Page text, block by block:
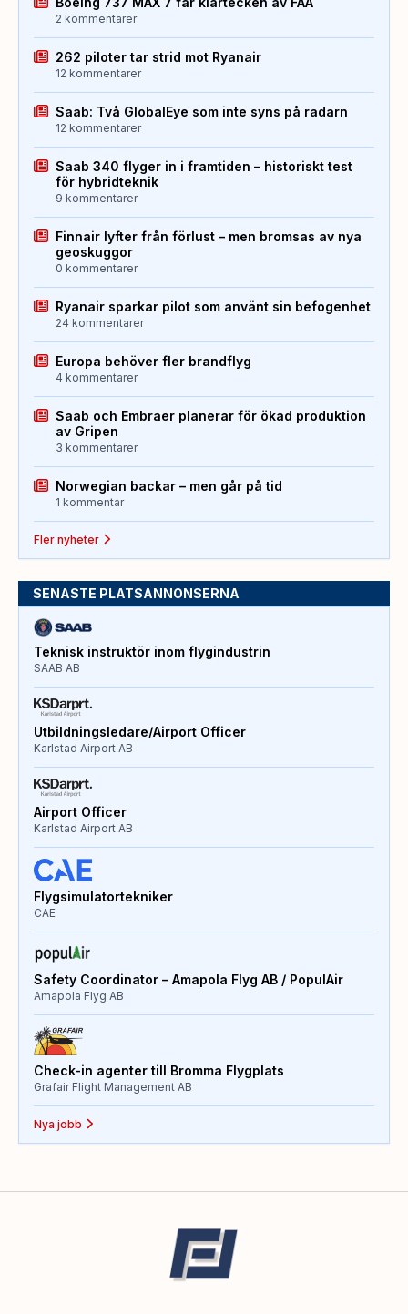
2 kommentarer
262 piloter tar strid mot Ryanair
12 kommentarer
Saab: Två GlobalEye som inte syns på radarn
12 kommentarer
Saab 340 flyger in i framtiden – historiskt test
för hybridteknik
9 kommentarer
Finnair lyfter från förlust – men bromsas av nya
geoskuggor
0 kommentarer
Ryanair sparkar pilot som använt sin befogenhet
24 kommentarer
Europa behöver fler brandflyg
4 kommentarer
Saab och Embraer planerar för ökad produktion
av Gripen
3 kommentarer
Norwegian backar – men går på tid
1 kommentar
Fler nyheter
SENASTE PLATSANNONSERNA
Teknisk instruktör inom flygindustrin
SAAB AB
Utbildningsledare/Airport Officer
Karlstad Airport AB
Airport Officer
Karlstad Airport AB
Flygsimulatortekniker
CAE
Safety Coordinator – Amapola Flyg AB / PopulAir
Amapola Flyg AB
Check-in agenter till Bromma Flygplats
Grafair Flight Management AB
Nya jobb